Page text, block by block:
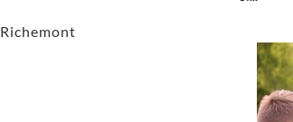
Richemont